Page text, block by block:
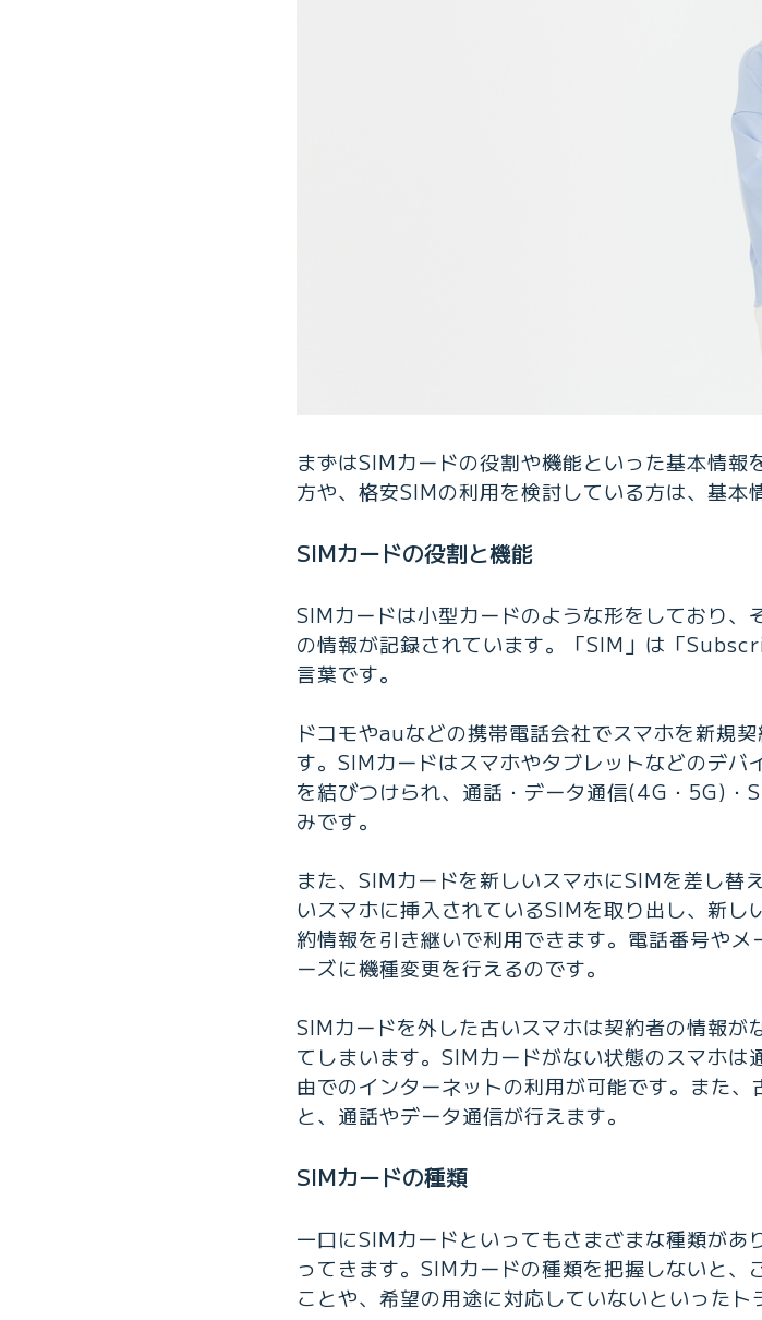
まずはSIMカードの役割や機能といった基本情
方や、格安SIMの利用を検討している方は、基本
SIMカードの役割と機能
SIMカードは小型カードのような形をしており
の情報が記録されています。「SIM」は「
言葉です。
ドコモやauなどの携帯電話会社でスマホを新規
す。SIMカードはスマホやタブレットなどのデ
を結びつけられ、通話・データ通信(4G・5G)・
みです。
また、SIMカードを新しいスマホにSIMを差し替
いスマホに挿入されているSIMを取り出し、新
約情報を引き継いで利用できます。電話番号や
ーズに機種変更を行えるのです。
SIMカードを外した古いスマホは契約者の情報が
てしまいます。SIMカードがない状態のスマホ
由でのインターネットの利用が可能です。また
と、通話やデータ通信が行えます。
SIMカードの種類
一口にSIMカードといってもさまざまな種類が
ってきます。SIMカードの種類を把握しないと
ことや、希望の用途に対応していないといったト